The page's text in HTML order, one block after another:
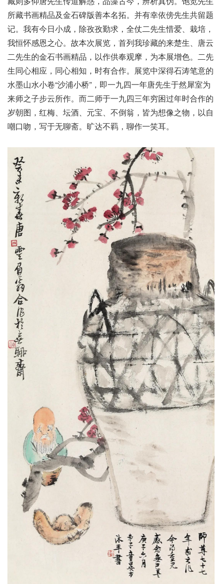
所藏书画精品及金石碑版善本名拓。并有幸依傍先生共留题
记。我有今日小成，除孜孜勤求，全仗二先生惜爱、栽培，
我恒怀感恩之心。故本次展览，首列我珍藏的来楚生、唐云
二先生的金石书画精品，以作供奉观摩，为本展增色。二先
生同心相应，同心相知，时有合作。展览中深得石涛笔意的
水墨山水小卷“沙浦小桥”，即一九四一年唐先生于然犀室为
来师之子步云所作。而二师于一九四三年穷困过年时合作的
岁朝图，红梅、坛酒、元宝、不倒翁，皆为想像之物，以自
嘲口吻，写于无聊斋。旷达不羁，聊作一笑耳。